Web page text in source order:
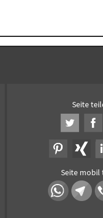
Seite
Seite mobil